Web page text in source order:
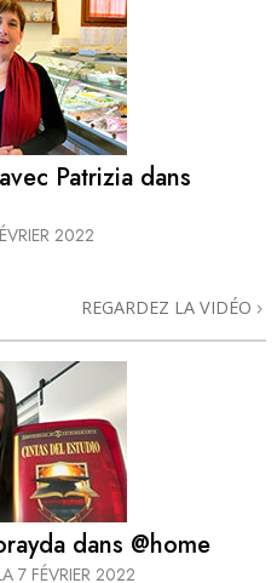
Patrizia dans
2022
REGARDEZ LA VIDÉO
dans @home
7 FÉVRIER 2022